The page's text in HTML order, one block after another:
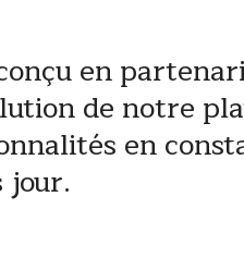
en
de notre
en
jour.